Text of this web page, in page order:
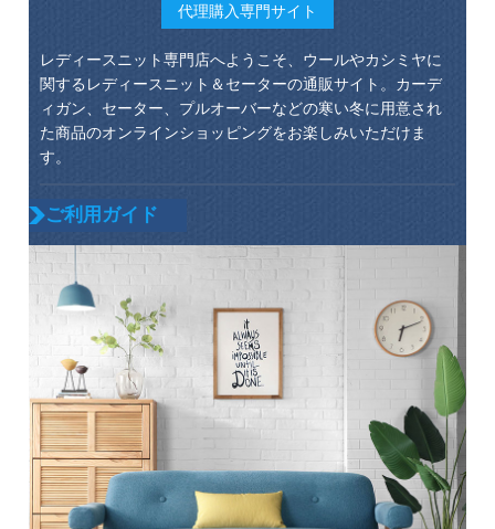
代理購入専門サイト
レディースニット専門店へようこそ、ウールやカシミヤに
関するレディースニット＆セーターの通販サイト。カーデ
ィガン、セーター、プルオーバーなどの寒い冬に用意され
た商品のオンラインショッピングをお楽しみいただけま
す。
ご利用ガイド